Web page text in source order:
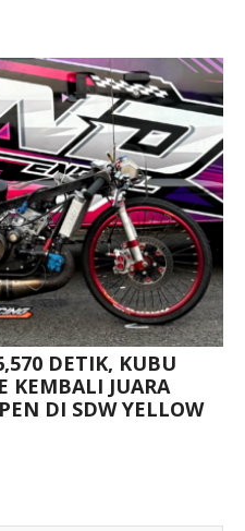
DETIK, KUBU
KEMBALI JUARA
DI SDW YELLOW